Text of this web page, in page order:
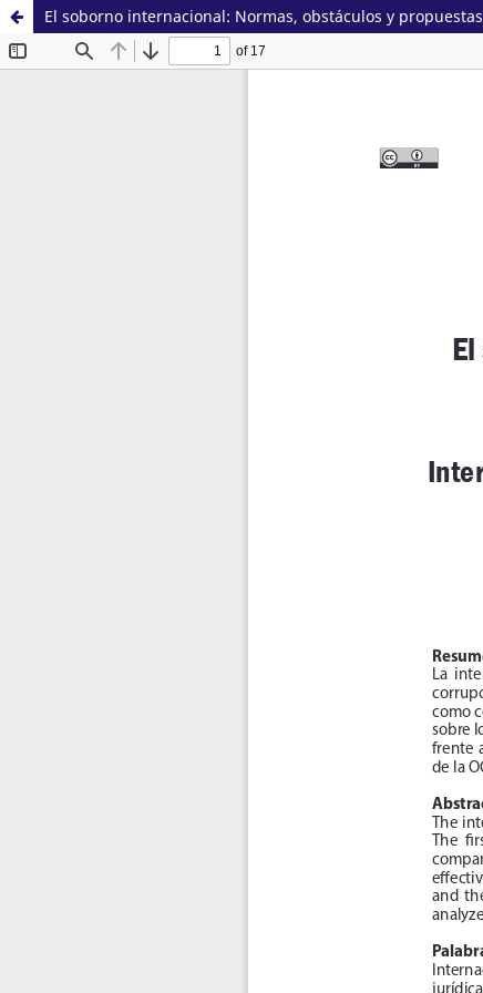
El soborno internacional: Normas, obstáculos y propuestas